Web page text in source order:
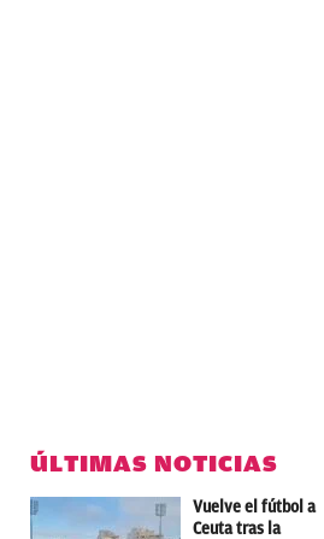
ÚLTIMAS NOTICIAS
Vuelve el fútbol a
Ceuta tras la